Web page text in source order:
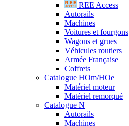
REE Access
Autorails
Machines
Voitures et fourgons
Wagons et grues
Véhicules routiers
Armée Française
Coffrets
Catalogue HOm/HOe
Matériel moteur
Matériel remorqué
Catalogue N
Autorails
Machines